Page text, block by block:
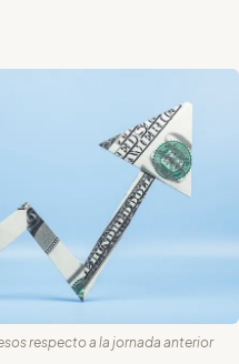
respecto a la jornada anterior